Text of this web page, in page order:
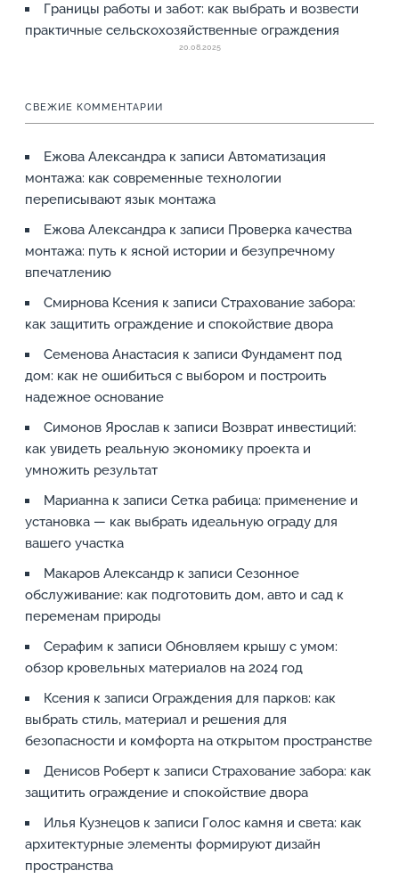
Границы работы и забот: как выбрать и возвести
практичные сельскохозяйственные ограждения
20.08.2025
СВЕЖИЕ КОММЕНТАРИИ
Ежова Александра к записиАвтоматизация
монтажа: как современные технологии
переписывают язык монтажа
Ежова Александра к записи Проверка качества
монтажа: путь к ясной истории и безупречному
впечатлению
Смирнова Ксения к записиСтрахование забора:
как защитить ограждение и спокойствие двора
Семенова Анастасия к записиФундамент под
дом: как не ошибиться с выбором и построить
надежное основание
Симонов Ярослав к записи Возврат инвестиций:
как увидеть реальную экономику проекта и
умножить результат
Марианна к записиСетка рабица: применение и
установка — как выбрать идеальную ограду для
вашего участка
Макаров Александр к записиСезонное
обслуживание: как подготовить дом, авто и сад к
переменам природы
Серафим к записиОбновляем крышу с умом:
обзор кровельных материалов на 2024 год
Ксения к записиОграждения для парков: как
выбрать стиль, материал и решения для
безопасности и комфорта на открытом пространстве
Денисов Роберт к записиСтрахование забора: как
защитить ограждение и спокойствие двора
Илья Кузнецов к записи Голос камня и света: как
архитектурные элементы формируют дизайн
пространства